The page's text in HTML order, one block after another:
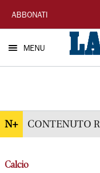
La
Nuova
Sardegna
ABBONATI
MENU
N+ CONTENUTO
Calcio